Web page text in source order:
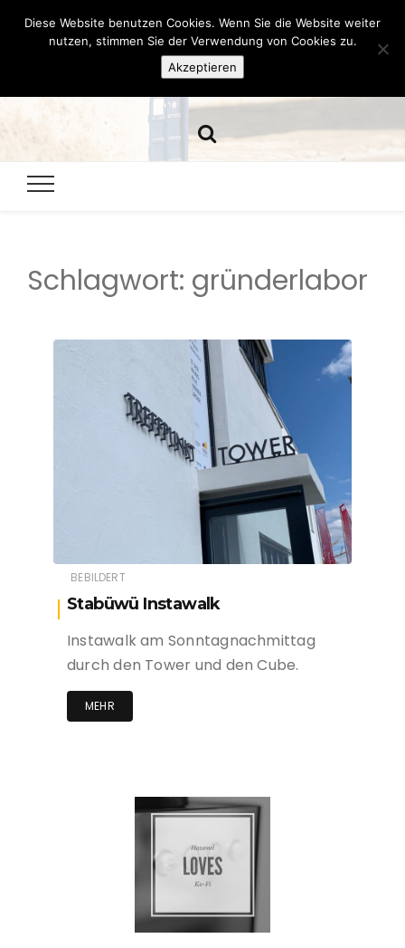
Hazamelistan
Schlagwort: gründerlabor
BEBILDERT
Stabüwü Instawalk
Instawalk am Sonntagnachmittag
durch den Tower und den Cube.
MEHR
Diese Website benutzen Cookies. Wenn Sie die Website weiter
nutzen, stimmen Sie der Verwendung von Cookies zu.
Akzeptieren